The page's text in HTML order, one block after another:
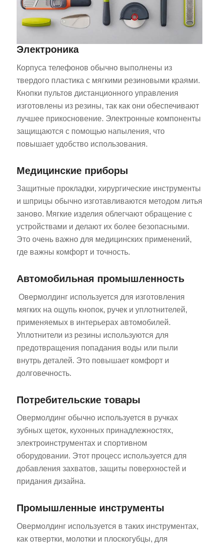
Электроника
Корпуса телефонов обычно выполнены из
твердого пластика с мягкими резиновыми краями.
Кнопки пультов дистанционного управления
изготовлены из резины, так как они обеспечивают
лучшее прикосновение. Электронные компоненты
защищаются с помощью напыления, что
повышает удобство использования.
Медицинские приборы
Защитные прокладки, хирургические инструменты
и шприцы обычно изготавливаются методом литья
заново. Мягкие изделия облегчают обращение с
устройствами и делают их более безопасными.
Это очень важно для медицинских применений,
где важны комфорт и точность.
Автомобильная промышленность
Овермолдинг используется для изготовления
мягких на ощупь кнопок, ручек и уплотнителей,
применяемых в интерьерах автомобилей.
Уплотнители из резины используются для
предотвращения попадания воды или пыли
внутрь деталей. Это повышает комфорт и
долговечность.
Потребительские товары
Овермолдинг обычно используется в ручках
зубных щеток, кухонных принадлежностях,
электроинструментах и спортивном
оборудовании. Этот процесс используется для
добавления захватов, защиты поверхностей и
придания дизайна.
Промышленные инструменты
Овермолдинг используется в таких инструментах,
как отвертки, молотки и плоскогубцы, для